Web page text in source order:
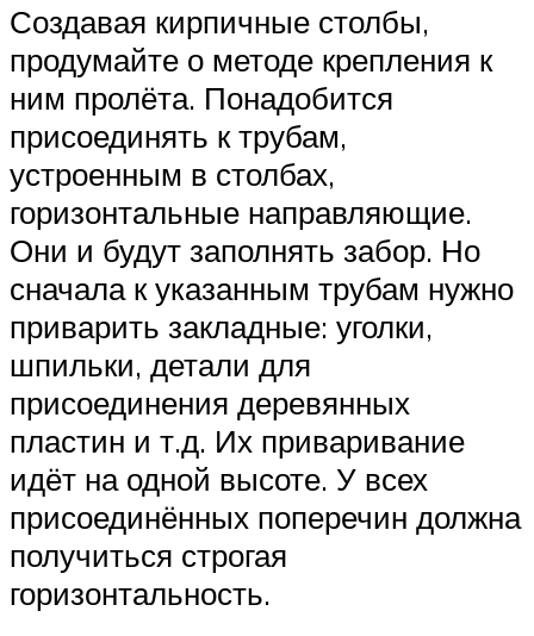
Создавая кирпичные столбы,
продумайте о методе крепления к
ним пролёта. Понадобится
присоединять к трубам,
устроенным в столбах,
горизонтальные направляющие.
Они и будут заполнять забор. Но
сначала к указанным трубам нужно
приварить закладные: уголки,
шпильки, детали для
присоединения деревянных
пластин и т.д. Их приваривание
идёт на одной высоте. У всех
присоединённых поперечин должна
получиться строгая
горизонтальность.